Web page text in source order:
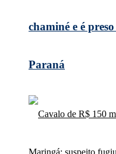
chaminé e é
Paraná